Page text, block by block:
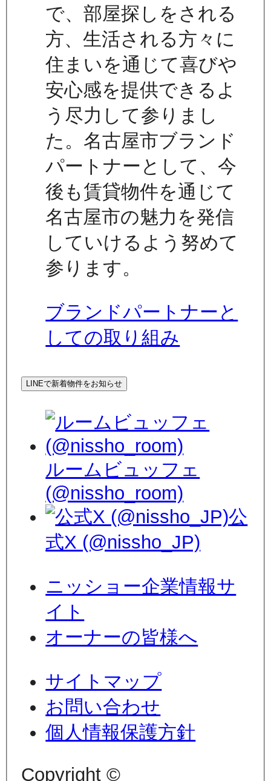
で、部屋探しをされる
方、生活される方々に
住まいを通じて喜びや
安心感を提供できるよ
う尽力して参りまし
た。名古屋市ブランド
パートナーとして、今
後も賃貸物件を通じて
名古屋市の魅力を発信
していけるよう努めて
参ります。
ブランドパートナーと
しての取り組み
LINEで新着物件をお知らせ
ルームビュッフェ
(@nissho_room)
公
式X (@nissho_JP)
ニッショー企業情報サ
イト
オーナーの皆様へ
サイトマップ
お問い合わせ
個人情報保護方針
Copyright ©